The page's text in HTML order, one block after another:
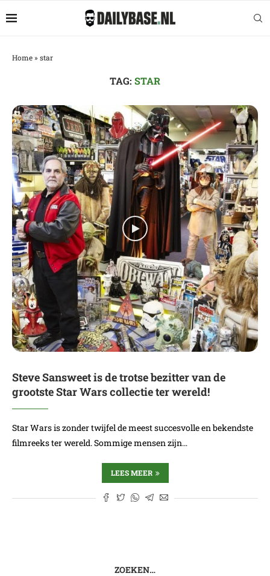
Home» star
TAG: STAR
Steve Sansweet is de trotse bezitter van de
grootste Star Wars collectie ter wereld!
Star Wars is zonder twijfel de meest succesvolle en bekendste
filmreeks ter wereld. Sommige mensen zijn…
LEES MEER
ZOEKEN…